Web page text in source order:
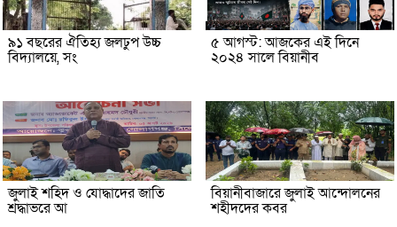
৯১ বছরের ঐতিহ্য জলঢুপ উচ্চ
বিদ্যালয়ে, সং
৫ আগস্ট: আজকের এই দিনে
২০২৪ সালে বিয়ানীব
জুলাই শহিদ ও যোদ্ধাদের জাতি
শ্রদ্ধাভরে আ
বিয়ানীবাজারে জুলাই আন্দোলনের
শহীদদের কবর